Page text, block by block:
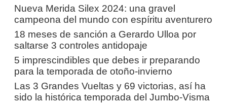
Nueva Merida Silex 2024: una gravel
campeona del mundo con espíritu aventurero
18 meses de sanción a Gerardo Ulloa por
saltarse 3 controles antidopaje
5 imprescindibles que debes ir preparando
para la temporada de otoño-invierno
Las 3 Grandes Vueltas y 69 victorias, así ha
sido la histórica temporada del Jumbo-Visma